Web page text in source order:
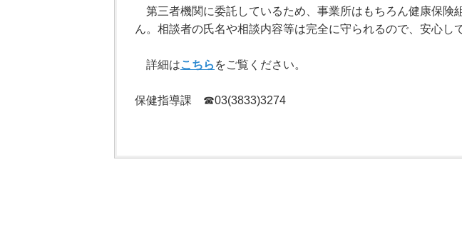
第三者機関に委託しているため、事業所はもちろん健康保険
ん。相談者の氏名や相談内容等は完全に守られるので、安心し
詳細はこちら をご覧ください。
保健指導課 ☎03(3833)3274